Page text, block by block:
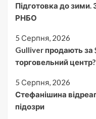
Підготовка до зими.
РНБО
5 Серпня, 2026
Gulliver продають
торговельний
5 Серпня, 2026
Стефанішина
підозри